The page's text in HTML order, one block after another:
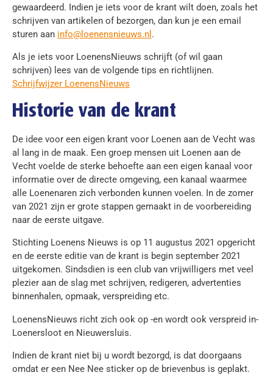
gewaardeerd. Indien je iets voor de krant wilt doen, zoals het
schrijven van artikelen of bezorgen, dan kun je een email
sturen aan info@loenensnieuws.nl .
Als je iets voor LoenensNieuws schrijft (of wil gaan
schrijven) lees van de volgende tips en richtlijnen.
Schrijfwijzer LoenensNieuws
Historie van de krant
De idee voor een eigen krant voor Loenen aan de Vecht was
al lang in de maak. Een groep mensen uit Loenen aan de
Vecht voelde de sterke behoefte aan een eigen kanaal voor
informatie over de directe omgeving, een kanaal waarmee
alle Loenenaren zich verbonden kunnen voelen. In de zomer
van 2021 zijn er grote stappen gemaakt in de voorbereiding
naar de eerste uitgave.
Stichting Loenens Nieuws is op 11 augustus 2021 opgericht
en de eerste editie van de krant is begin september 2021
uitgekomen. Sindsdien is een club van vrijwilligers met veel
plezier aan de slag met schrijven, redigeren, advertenties
binnenhalen, opmaak, verspreiding etc.
LoenensNieuws richt zich ook op -en wordt ook verspreid in-
Loenersloot en Nieuwersluis.
Indien de krant niet bij u wordt bezorgd, is dat doorgaans
omdat er een Nee Nee sticker op de brievenbus is geplakt.